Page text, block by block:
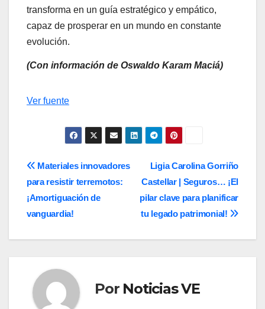
transforma en un guía estratégico y empático,
capaz de prosperar en un mundo en constante
evolución.
(Con información de Oswaldo Karam Maciá)
Navegación
entradas
Ver fuente
Navegación
de
entradas
Ligia Carolina Gorriño
Castellar | Seguros… ¡El
pilar clave para planificar
tu legado patrimonial!
Materiales innovadores
para resistir terremotos:
¡Amortiguación de
vanguardia!
Por Noticias VE